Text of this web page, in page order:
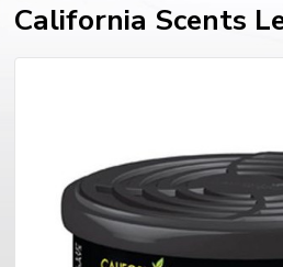
California Scents